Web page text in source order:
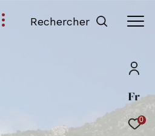
Fr
0
Rechercher